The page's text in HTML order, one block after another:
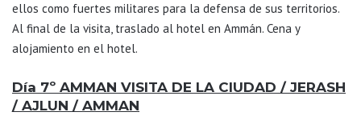
ellos como fuertes militares para la defensa de sus territorios.
Al final de la visita, traslado al hotel en Ammán. Cena y
alojamiento en el hotel.
Día 7º AMMAN VISITA DE LA CIUDAD / JERASH
/ AJLUN / AMMAN